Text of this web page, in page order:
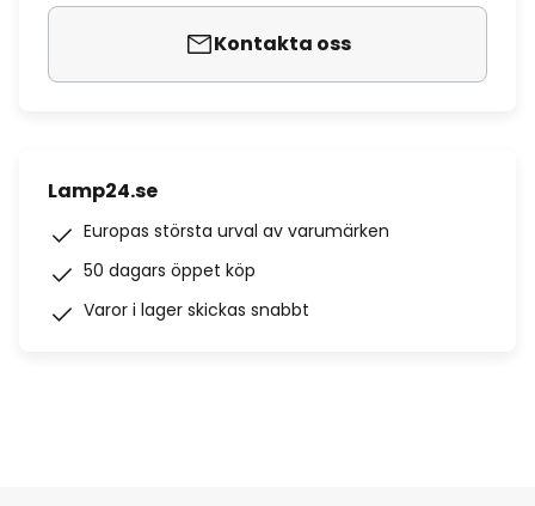
Kontakta oss
Lamp24.se
Europas största urval av varumärken
50 dagars öppet köp
Varor i lager skickas snabbt